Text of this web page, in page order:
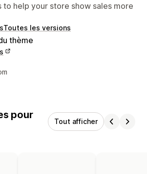
to help your store show sales more
Toutes les versions
thème
pour
Tout afficher